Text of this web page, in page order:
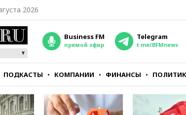
2026
Business FM
прямой эфир
Telegram
t.me/BFMnews
ПОДКАСТЫ КОМПАНИИ ФИНАНСЫ